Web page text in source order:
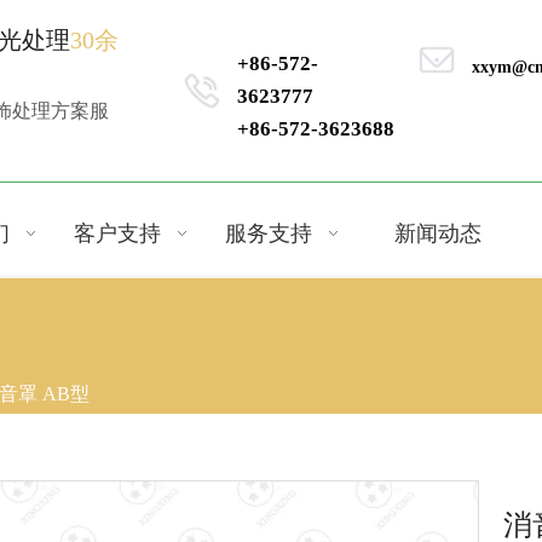
处理30余
处理方案服
+86-572-
3623777
+86-572-3623688
客户支持 服务支持 新闻动态
罩 AB型
消